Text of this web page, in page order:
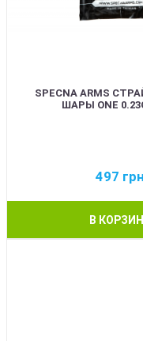
SPECNA ARMS
ШАРЫ ONE
497 грн
В